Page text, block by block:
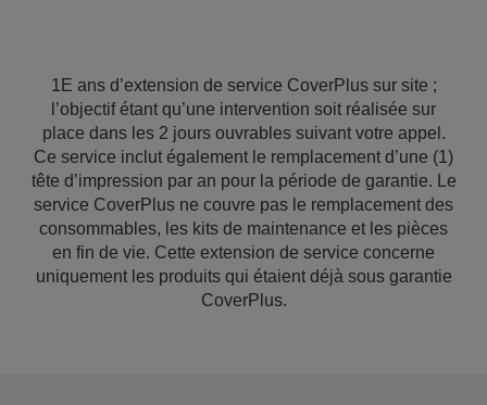
1E ans d’extension de service CoverPlus sur site ;
l’objectif étant qu’une intervention soit réalisée sur
place dans les 2 jours ouvrables suivant votre appel.
Ce service inclut également le remplacement d’une (1)
tête d’impression par an pour la période de garantie. Le
service CoverPlus ne couvre pas le remplacement des
consommables, les kits de maintenance et les pièces
en fin de vie. Cette extension de service concerne
uniquement les produits qui étaient déjà sous garantie
CoverPlus.